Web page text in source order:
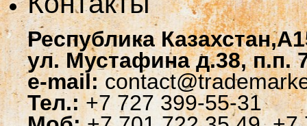
Республика
ул. Мустафина д.38, п.п.
e-mail:
Тел.: +7 727 399-55-31